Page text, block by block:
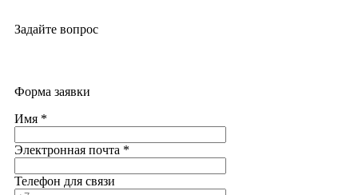
Задайте вопрос
Форма заявки
Имя *
Электронная почта *
Телефон для связи